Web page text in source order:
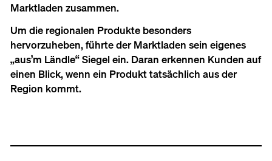
Marktladen zusammen.
Um die regionalen Produkte besonders
hervorzuheben, führte der Marktladen sein eigenes
„aus’m Ländle“ Siegel ein. Daran erkennen Kunden auf
einen Blick, wenn ein Produkt tatsächlich aus der
Region kommt.